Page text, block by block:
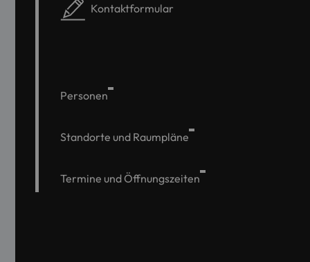
Kontaktformular
Personen
Standorte und Raumpläne
Termine und Öffnungszeiten